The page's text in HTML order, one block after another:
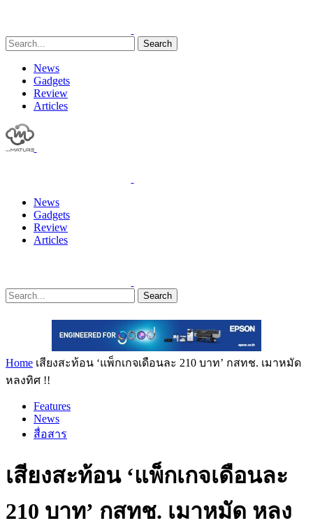
Search
News
Gadgets
Review
Articles
News
Gadgets
Review
Articles
Search
Home เสียงสะท้อน ‘แพ็กเกจเดือนละ 210 บาท’ กสทช. เมาหมัด
หลงทิศ !!
Features
News
สื่อสาร
เสียงสะท้อน ‘แพ็กเกจเดือนละ
210 บาท’ กสทช. เมาหมัด หลง